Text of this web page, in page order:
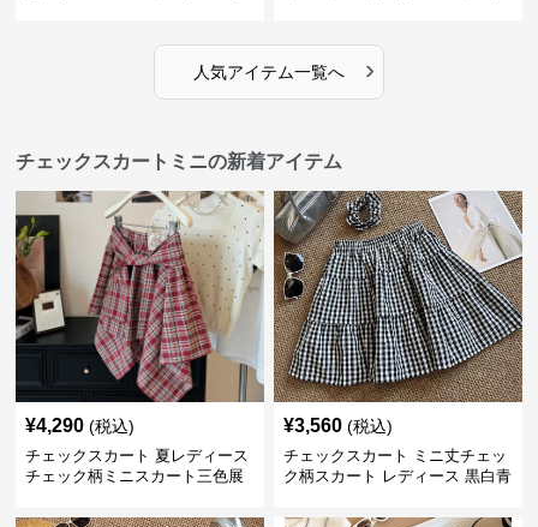
人気アイテム一覧へ ›
チェックスカートミニの新着アイテム
¥4,290 (税込)
チェックスカート 夏レディース
チェック柄ミニスカート三色展
¥3,560 (税込)
チェックスカート ミニ丈チェッ
ク柄スカート レディース 黒白青